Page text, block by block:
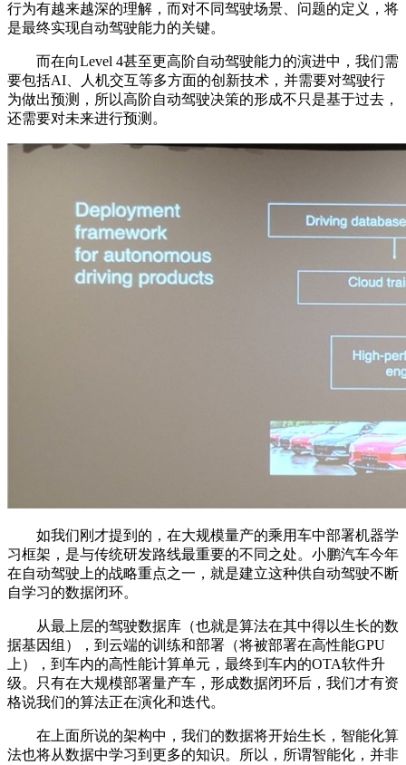
行为有越来越深的理解，而对不同驾驶场景、问题的定义，将
是最终实现自动驾驶能力的关键。
而在向Level 4甚至更高阶自动驾驶能力的演进中，我们需
要包括AI、人机交互等多方面的创新技术，并需要对驾驶行
为做出预测，所以高阶自动驾驶决策的形成不只是基于过去，
还需要对未来进行预测。
如我们刚才提到的，在大规模量产的乘用车中部署机器学
习框架，是与传统研发路线最重要的不同之处。小鹏汽车今年
在自动驾驶上的战略重点之一，就是建立这种供自动驾驶不断
自学习的数据闭环。
从最上层的驾驶数据库（也就是算法在其中得以生长的数
据基因组），到云端的训练和部署（将被部署在高性能GPU
上），到车内的高性能计算单元，最终到车内的OTA软件升
级。只有在大规模部署量产车，形成数据闭环后，我们才有资
格说我们的算法正在演化和迭代。
在上面所说的架构中，我们的数据将开始生长，智能化算
法也将从数据中学习到更多的知识。所以，所谓智能化，并非